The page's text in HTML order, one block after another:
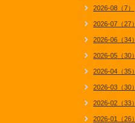
2026-08（7）
2026-07（27）
2026-06（34）
2026-05（30）
2026-04（35）
2026-03（30）
2026-02（33）
2026-01（26）